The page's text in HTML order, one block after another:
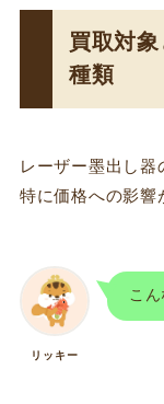
買取対
種類
レーザー墨出し器
特に価格への影響
リッキー
こん